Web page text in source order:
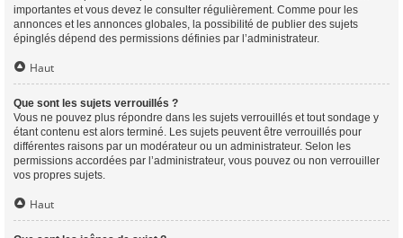
importantes et vous devez le consulter régulièrement. Comme pour les
annonces et les annonces globales, la possibilité de publier des sujets
épinglés dépend des permissions définies par l’administrateur.
Haut
Que sont les sujets verrouillés ?
Vous ne pouvez plus répondre dans les sujets verrouillés et tout sondage y
étant contenu est alors terminé. Les sujets peuvent être verrouillés pour
différentes raisons par un modérateur ou un administrateur. Selon les
permissions accordées par l’administrateur, vous pouvez ou non verrouiller
vos propres sujets.
Haut